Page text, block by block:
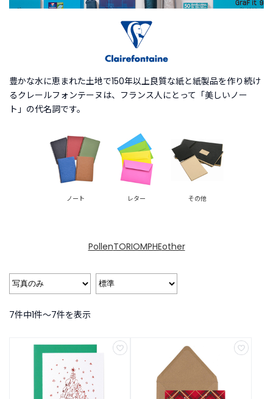
E
G
O
R
R
A
D
豊かな水に恵まれた土地で150年以上良質な紙と紙製品を作り続け
るクレールフォンテーヌは、フランス人にとって「美しいノー
ト」の代名詞です。
ノート レター その他
PollenTORIOMPHEother
7件中1件〜7件を表示